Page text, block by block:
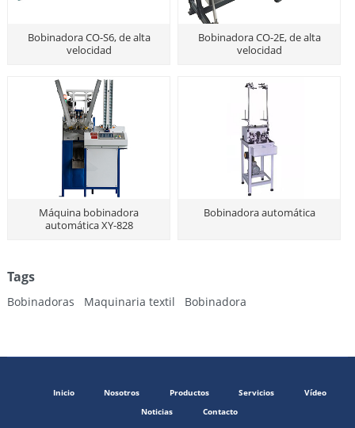
Bobinadora CO-S6, de alta
velocidad
Bobinadora CO-2E, de alta
velocidad
Máquina bobinadora
automática XY-828
Bobinadora automática
Tags
Bobinadoras Maquinaria textil Bobinadora
Inicio Nosotros Productos Servicios
Vídeo
Noticias
Contacto